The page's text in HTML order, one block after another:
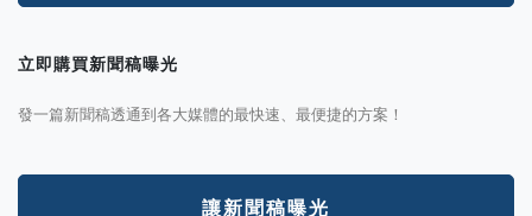
立即購買新聞稿曝光
發一篇新聞稿透通到各大媒體的最快速、最便捷的方案！
讓新聞稿曝光